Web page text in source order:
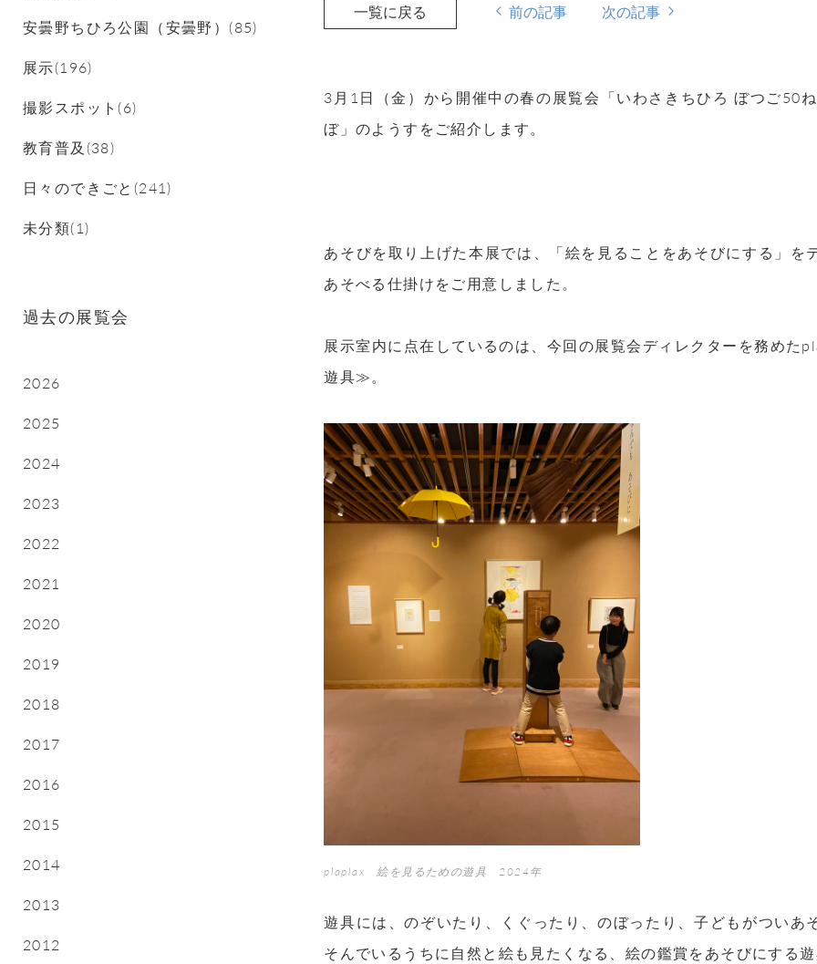
一覧に戻る 前の記事 次の記事
3月 1日（金）から開催中の春の展覧会「いわさきちひろ ぼつご50
ぼ」のようすをご紹介します。
あそびを取り上げた本展では、「絵を見ることをあそびにする」を
あそべる仕掛けをご用意しました。
展示室内に点在しているのは、今回の展覧会ディレクターを務めた
遊具≫。
plaplax 絵を見るための遊具 2024年
遊具には、のぞいたり、くぐったり、のぼったり、子どもがついあ
そんでいるうちに自然と絵も見たくなる、絵の鑑賞をあそびにする遊
安曇野ちひろ公園（安曇野）(85)
展示(196)
撮影スポット(6)
教育普及(38)
日々のできごと(241)
未分類(1)
過去の展覧会
2026
2025
2024
2023
2022
2021
2020
2019
2018
2017
2016
2015
2014
2013
2012